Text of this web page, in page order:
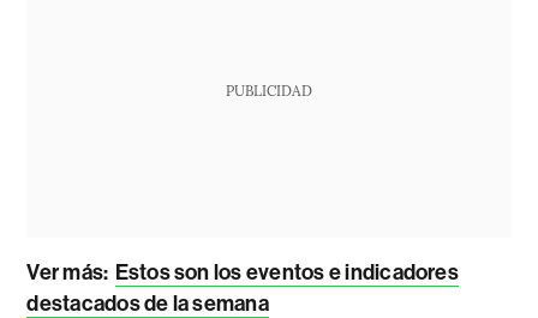
PUBLICIDAD
Ver más: Estos son los eventos e indicadores
destacados de la semana